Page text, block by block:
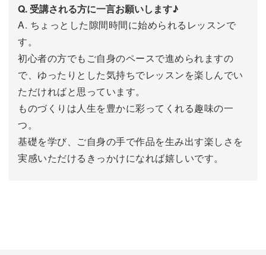
Q. 受講される方に一言お願いします♪
A. ちょっとした隙間時間に始められるレッスンで
す。
初心者の方でもご自身のペースで進められますの
で、ゆったりとした気持ちでレッスンを楽しんでい
ただければと思っています。
ものづくりは人生を豊かに彩ってくれる趣味の一
つ。
基礎を学び、ご自身の手で作品を生み出す楽しさを
実感いただけるきっかけになれば嬉しいです。